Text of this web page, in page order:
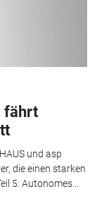
fährt
und asp
die einen starken
5: Autonomes...